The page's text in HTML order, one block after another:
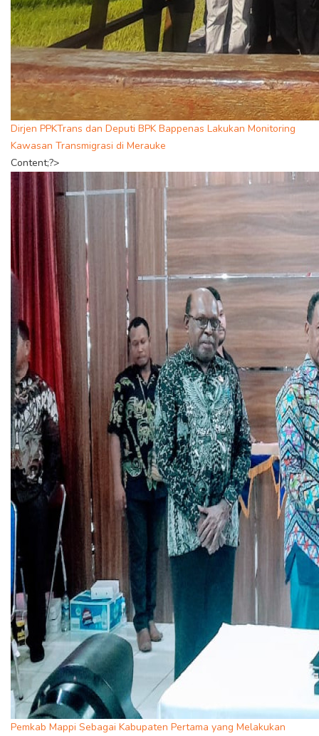
Dirjen PPKTrans dan Deputi BPK Bappenas Lakukan Monitoring
Kawasan Transmigrasi di Merauke
Content;?>
Pemkab Mappi Sebagai Kabupaten Pertama yang Melakukan